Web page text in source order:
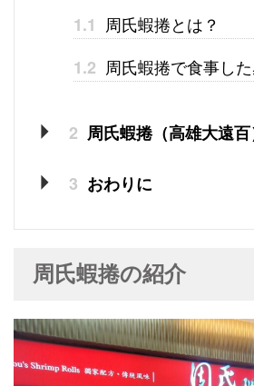
1.1 周氏蝦捲とは？
1.2 周氏蝦捲で食事し
2 周氏蝦捲（高雄大遠
3 おわりに
周氏蝦捲の紹介